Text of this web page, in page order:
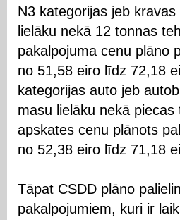
N3 kategorijas jeb
lielāku nekā 12 tonnas
pakalpojuma cenu plāno
no 51,58 eiro līdz 72,18
kategorijas auto jeb
masu lielāku nekā
apskates cenu plānots
no 52,38 eiro līdz 71,18
Tāpat CSDD plāno
pakalpojumiem, kuri ir